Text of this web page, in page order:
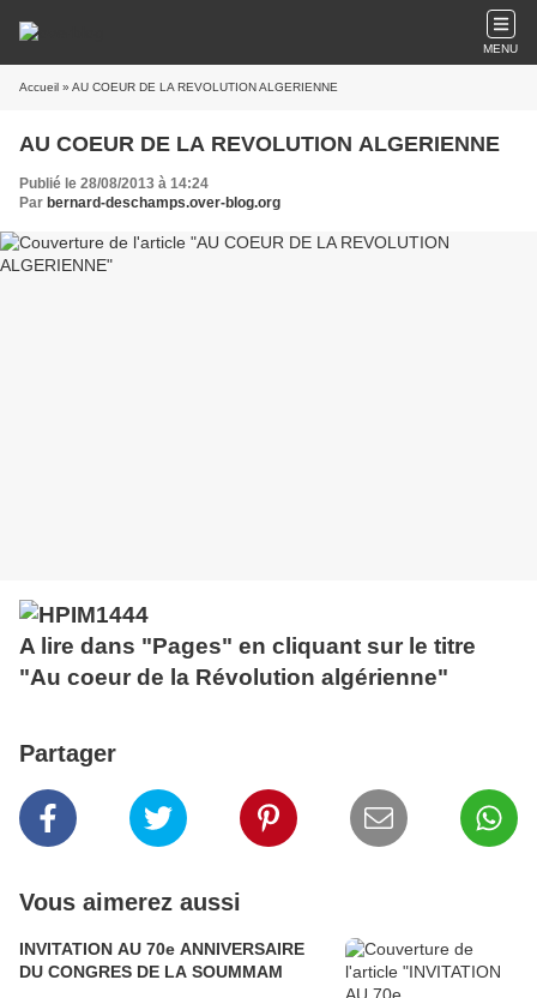
MENU
Accueil » AU COEUR DE LA REVOLUTION ALGERIENNE
AU COEUR DE LA REVOLUTION ALGERIENNE
Publié le 28/08/2013 à 14:24
Par bernard-deschamps.over-blog.org
A lire dans "Pages" en cliquant sur le titre
"Au coeur de la Révolution algérienne"
Partager
Vous aimerez aussi
INVITATION AU 70e ANNIVERSAIRE
DU CONGRES DE LA SOUMMAM